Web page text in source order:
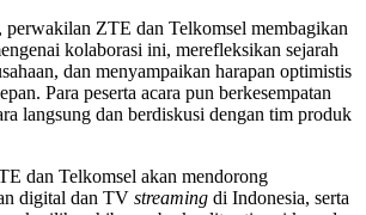
perwakilan ZTE dan Telkomsel membagikan
kolaborasi ini, merefleksikan sejarah
dan menyampaikan harapan optimistis
Para peserta acara pun berkesempatan
langsung dan berdiskusi dengan tim produk
dan Telkomsel akan mendorong
digital dan TV streaming di Indonesia, serta